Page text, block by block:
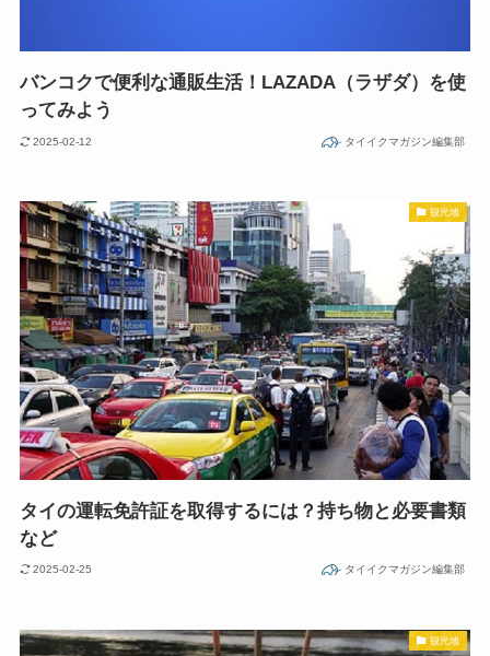
バンコクで便利な通販生活！LAZADA（ラザダ）を使
ってみよう
2025-02-12 タイイクマガジン編集部
観光地
タイの運転免許証を取得するには？持ち物と必要書類
など
2025-02-25 タイイクマガジン編集部
観光地